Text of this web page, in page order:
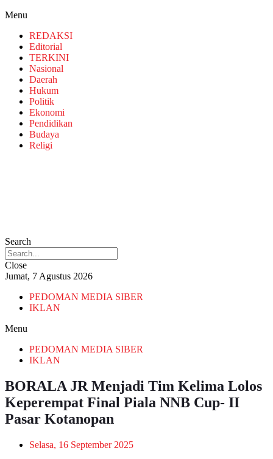
Menu
REDAKSI
Editorial
TERKINI
Nasional
Daerah
Hukum
Politik
Ekonomi
Pendidikan
Budaya
Religi
Search
Close
Jumat, 7 Agustus 2026
PEDOMAN MEDIA SIBER
IKLAN
Menu
PEDOMAN MEDIA SIBER
IKLAN
BORALA JR Menjadi Tim Kelima Lolos
Keperempat Final Piala NNB Cup- II
Pasar Kotanopan
Selasa, 16 September 2025